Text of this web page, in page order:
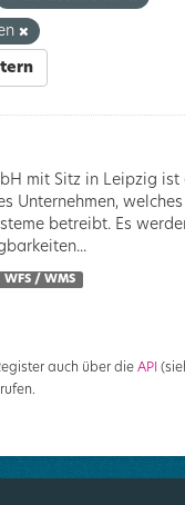
mit Sitz in Leipzig ist
Unternehmen,
betreibt. Es
WFS / WMS
auch über die API